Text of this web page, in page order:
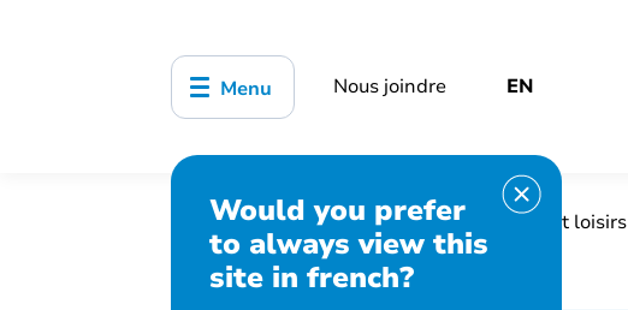
Menu Nous joindre EN
Would you prefer
to always view this
site in french?
Accueil Bibliothèque, culture, sports et loisirs
Danse créative